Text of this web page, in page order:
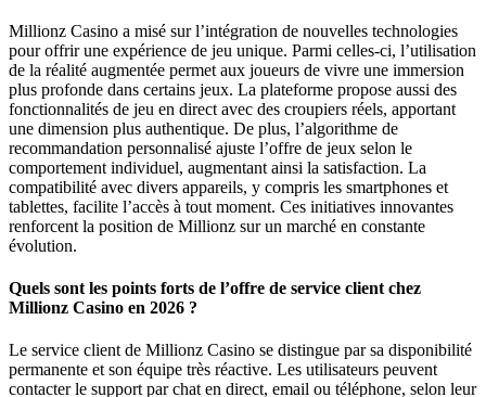
Millionz Casino a misé sur l’intégration de nouvelles technologies
pour offrir une expérience de jeu unique. Parmi celles-ci, l’utilisation
de la réalité augmentée permet aux joueurs de vivre une immersion
plus profonde dans certains jeux. La plateforme propose aussi des
fonctionnalités de jeu en direct avec des croupiers réels, apportant
une dimension plus authentique. De plus, l’algorithme de
recommandation personnalisé ajuste l’offre de jeux selon le
comportement individuel, augmentant ainsi la satisfaction. La
compatibilité avec divers appareils, y compris les smartphones et
tablettes, facilite l’accès à tout moment. Ces initiatives innovantes
renforcent la position de Millionz sur un marché en constante
évolution.
Quels sont les points forts de l’offre de service client chez
Millionz Casino en 2026 ?
Le service client de Millionz Casino se distingue par sa disponibilité
permanente et son équipe très réactive. Les utilisateurs peuvent
contacter le support par chat en direct, email ou téléphone, selon leur